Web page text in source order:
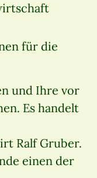
für die
und Ihre vor
Es handelt
Ralf Gruber.
einen der